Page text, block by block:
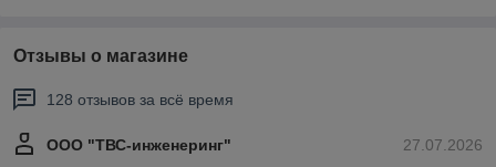
Отзывы о магазине
128 отзывов за всё время
27.07.2026
ООО "ТВС-инженеринг"